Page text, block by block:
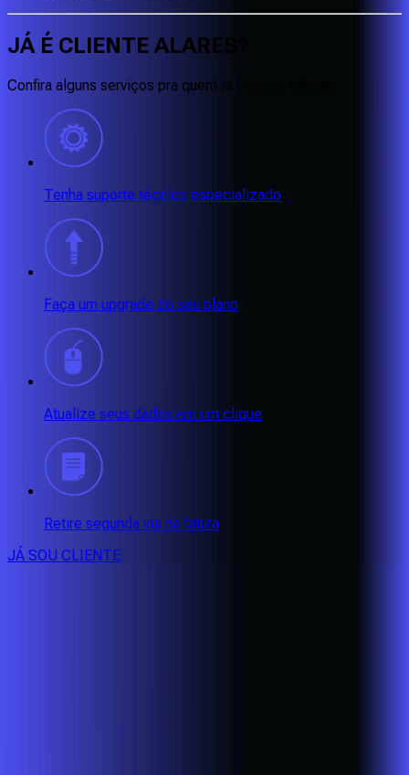
JÁ É CLIENTE ALARES
Confira alguns serviços pra quem ja é nosso cliente:
Tenha suporte técnico especializado
Faça um upgrade do seu plano
Atualize seus dados em um clique
Retire segunda via da fatura
JÁ SOU CLIENTE